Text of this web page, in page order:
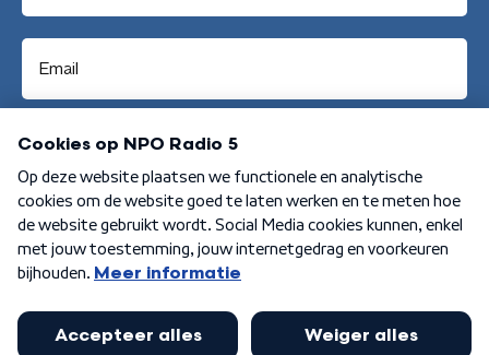
Aanmelden
Algemene voorwaarden